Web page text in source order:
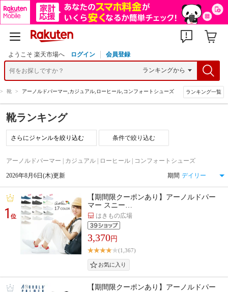
ようこそ 楽天市場へ ログイン 会員登録
靴 > アーノルドパーマー,カジュアル,ローヒール,コンフォートシューズ ランキング一覧
靴ランキング
条件で絞り込む
アーノルドパーマー | カジュアル | ローヒール | コンフォートシューズ
2026年8月6日(木)更新 期間
1位
【期間限クーポンあり】アーノルドパー
マー スニー…
はきもの広場
3,370円
(1,367)
【期間限クーポンあり】アーノルドパー